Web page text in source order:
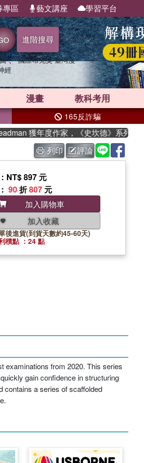
專區 藝文講座 學習平台
進階搜尋
、 國際布克獎 臺灣漫
經
漫畫 教科考用
165反詐騙
獲年度作家，《史坎德》系列帶你踏
列印 評論
：NT$ 897 元
： 90折807 元
加入購物車
加入收藏
後進貨(到貨天數約45-60天)
積點 ：24 點
examinations from 2020. This series
gain confidence in structuring
contains a series of scaffolded